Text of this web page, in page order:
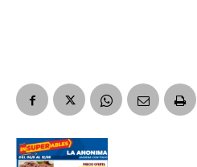
Dirección de correo electrónico
Nombre